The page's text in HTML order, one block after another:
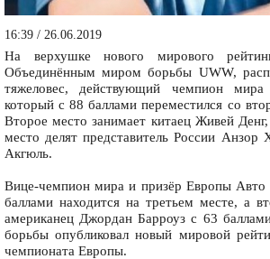
16:39 / 26.06.2019
На верхушке нового мирового
Объединённым миром борьбы UWW,
тяжеловес, действующий чемпион
который с 88 баллами переместился со
Второе место занимает китаец Живей Денг,
место делят представитель России Анзор
Акгюль.
Вице-чемпион мира и призёр Европы Авто
баллами находится на третьем месте, а
американец Джордан Барроуз с 63
борьбы опубликовал новый мировой
чемпионата Европы.